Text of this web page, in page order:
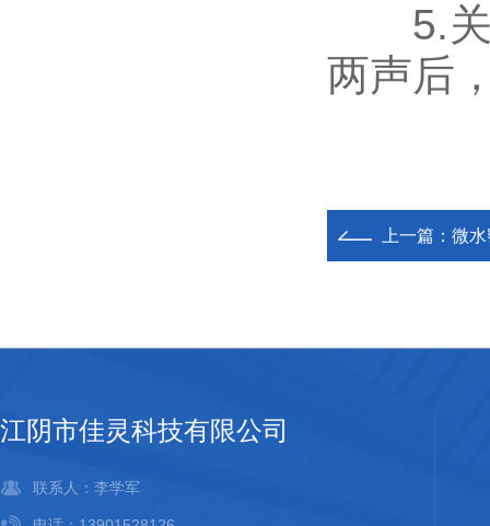
5.关机
两声后
上一篇： 微水
江阴市佳灵科技有限公司
联系人：李学军